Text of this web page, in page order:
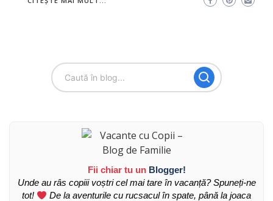
Fii chiar tu un Blogger!
Unde au râs copiii voștri cel mai tare în vacanță? Spuneți-ne
tot!
De la aventurile cu rucsacul în spate, până la joaca